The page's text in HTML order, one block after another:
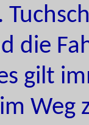
die
gilt
Weg